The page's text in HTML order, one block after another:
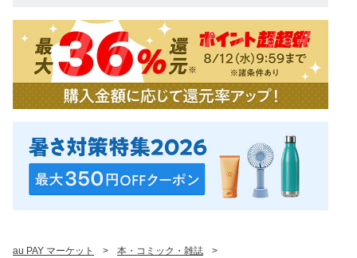
au PAY マーケット > 本・コミック・雑誌
>